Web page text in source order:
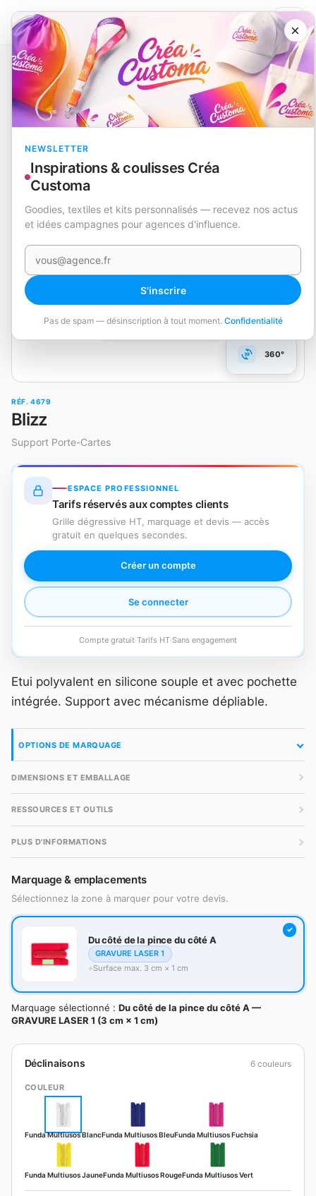
×
NEWSLETTER
Inspirations & coulisses Créa
Customa
Goodies, textiles et kits personnalisés — recevez nos actus
et idées campagnes pour agences d'influence.
Votre e-mail
S'inscrire
Pas de spam — désinscription à tout moment. Confidentialité
Catalogue Technologie et accessoires Support Porte-Cartes Blizz
EN STOCK
360°
RÉF. 4679
Blizz
Support Porte-Cartes
ESPACE PROFESSIONNEL
Tarifs réservés aux comptes clients
Grille dégressive HT, marquage et devis — accès
gratuit en quelques secondes.
Créer un compte
Se connecter
Compte gratuit·Tarifs HT·Sans engagement
Etui polyvalent en silicone souple et avec pochette
intégrée. Support avec mécanisme dépliable.
OPTIONS DE MARQUAGE
DIMENSIONS ET EMBALLAGE
RESSOURCES ET OUTILS
PLUS D'INFORMATIONS
Marquage & emplacements
Sélectionnez la zone à marquer pour votre devis.
Du côté de la pince du côté A
GRAVURE LASER 1
Surface max. 3 cm × 1 cm
Marquage sélectionné : Du côté de la pince du côté A —
GRAVURE LASER 1 (3 cm × 1 cm)
Déclinaisons 6 couleurs
COULEUR
Funda Multiusos BlancFunda Multiusos BleuFunda Multiusos Fuchsia
Funda Multiusos JauneFunda Multiusos RougeFunda Multiusos Vert